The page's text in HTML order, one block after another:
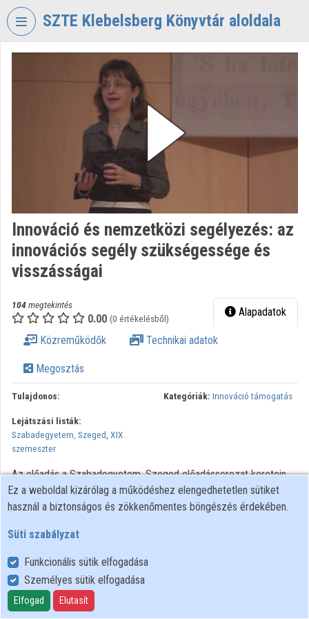
Fejléc kihagyása
SZTE Klebelsberg Könyvtár aloldala
TORIUM
Intézményi kezdőlap
Bejelentkezés
Kategóriák
Intézményi listák
Intézmények
Közreműködők
Innováció és nemzetközi segélyezés: az
innovációs segély szükségessége és
visszásságai
104megtekintés
0.00 (0 értékelésből) Alapadatok
Közreműködők Technikai adatok
Megosztás
Tulajdonos: Kategóriák: Innováció támogatás
Lejátszási listák:
Szabadegyetem, Szeged, XIX.
szemeszter
Az előadás a Szabadegyetem, Szeged előadássorozat keretein
belül hangzott el.
Felhasználói szabályzat
Adatkezelési tájékoztató
Süti szabályzat
Ez a weboldal kizárólag a működéshez elengedhetetlen sütiket
használ a biztonságos és zökkenőmentes böngészés érdekében.
Süti szabályzat
Funkcionális sütik elfogadása
Személyes sütik elfogadása
Elfogad Elutasít